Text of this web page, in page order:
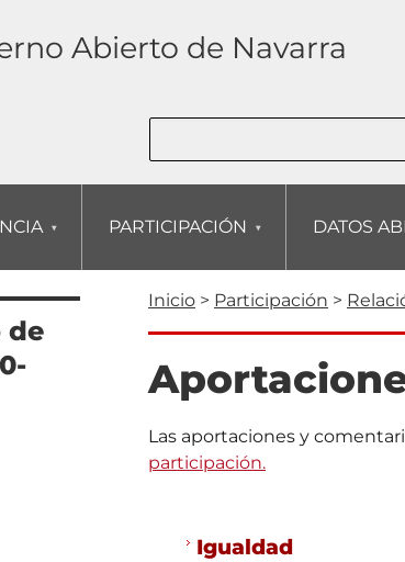
Abierto de Navarra
PARTICIPACIÓN DATOS
Ruta
navegación
Inicio Participación
Las aportaciones y
participación.
Igualdad
de